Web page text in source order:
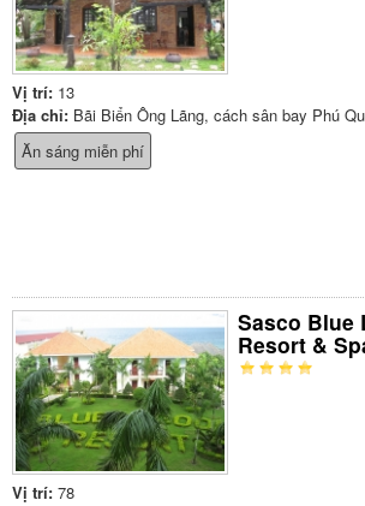
Vị trí: 13
Địa chỉ: Bãi Biển Ông Lãng, cách sân bay Phú
Ăn sáng miễn phí
Sasco Blue
Resort &
Vị trí: 78